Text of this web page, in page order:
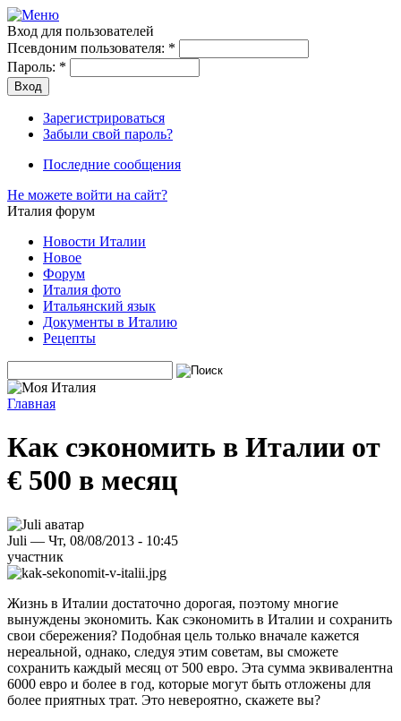
Вход для пользователей
Псевдоним пользователя: *
Пароль: *
Зарегистрироваться
Забыли свой пароль?
Последние сообщения
Не можете войти на сайт?
Италия форум
Новости Италии
Новое
Форум
Италия фото
Итальянский язык
Документы в Италию
Рецепты
Главная
Как сэкономить в Италии от
€ 500 в месяц
Juli — Чт, 08/08/2013 - 10:45
участник
Жизнь в Италии достаточно дорогая, поэтому многие
вынуждены экономить. Как сэкономить в Италии и сохранить
свои сбережения? Подобная цель только вначале кажется
нереальной, однако, следуя этим советам, вы сможете
сохранить каждый месяц от 500 евро. Эта сумма эквивалентна
6000 евро и более в год, которые могут быть отложены для
более приятных трат. Это невероятно, скажете вы?